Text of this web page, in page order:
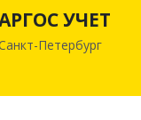
УЧЕТ
Петербург
Конституции